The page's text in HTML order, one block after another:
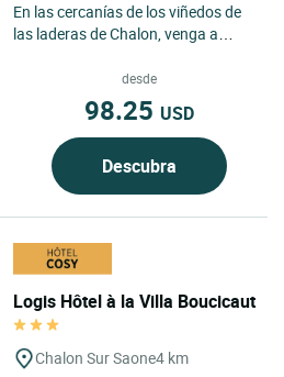
En las cercanías de los viñedos de
las laderas de Chalon, venga a
borde de la piscina...
desde
98.25 USD
Descubra
Logis Hôtel à la Villa Boucicaut
Chalon Sur Saone4 km